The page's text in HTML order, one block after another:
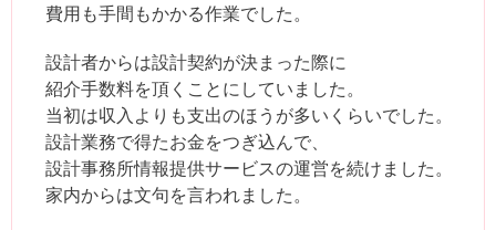
費用も手間もかかる作業でした。
設計者からは設計契約が決まった際に
紹介手数料を頂くことにしていました。
当初は収入よりも支出のほうが多いくらいでした。
設計業務で得たお金をつぎ込んで、
設計事務所情報提供サービスの運営を続けました。
家内からは文句を言われました。